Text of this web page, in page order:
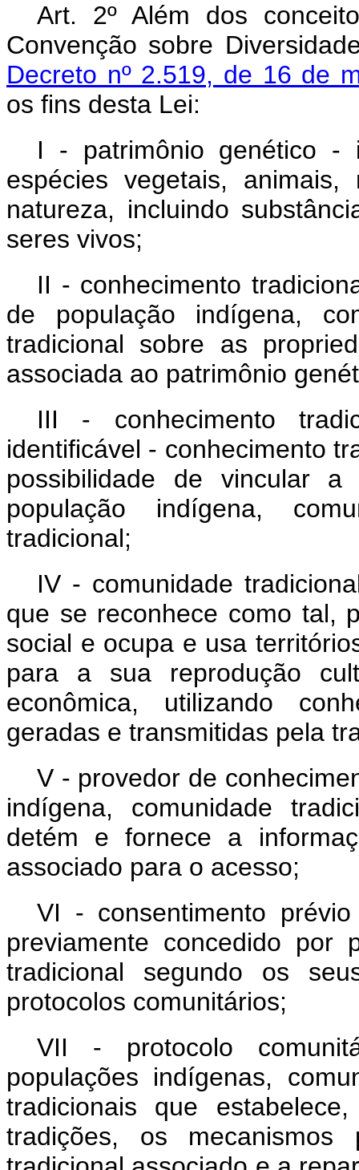
Art. 2º Além dos
Convenção sobre
Decreto nº 2.519, de 16 de
os fins desta Lei:
I - patrimônio genético -
espécies vegetais,
natureza, incluindo
seres vivos;
II - conhecimento
de população indígena,
tradicional sobre as
associada ao patrimônio
III - conhecimento
identificável - conhecimento
possibilidade de vincular
população indígena,
tradicional;
IV - comunidade
que se reconhece como tal,
social e ocupa e usa
para a sua reprodução
econômica, utilizando
geradas e transmitidas pela
V - provedor de
indígena, comunidade
detém e fornece a
associado para o acesso;
VI - consentimento
previamente concedido por
tradicional segundo os
protocolos comunitários;
VII - protocolo
populações indígenas,
tradicionais que
tradições, os